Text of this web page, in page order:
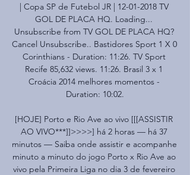
| Copa SP de Futebol JR | 12-01-2018 TV
GOL DE PLACA HQ. Loading...
Unsubscribe from TV GOL DE PLACA HQ?
Cancel Unsubscribe.. Bastidores Sport 1 X 0
Corinthians - Duration: 11:26. TV Sport
Recife 85,632 views. 11:26. Brasil 3 x 1
Croácia 2014 melhores momentos -
Duration: 10:02.
[HOJE] Porto e Rio Ave ao vivo [[[ASSISTIR
AO VIVO***]]>>>>] há 2 horas — há 37
minutos — Saiba onde assistir e acompanhe
minuto a minuto do jogo Porto x Rio Ave ao
vivo pela Primeira Liga no dia 3 de fevereiro